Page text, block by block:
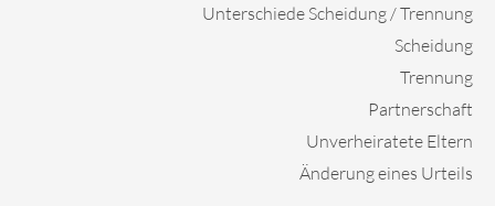
Unterschiede Scheidung / Trennung
Scheidung
Trennung
Partnerschaft
Unverheiratete Eltern
Änderung eines Urteils